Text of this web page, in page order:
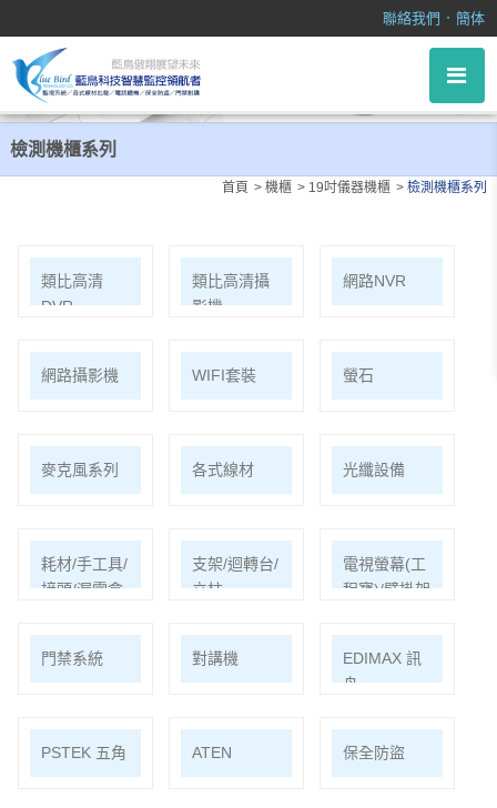
聯絡我們 ． 簡体
檢測機櫃系列
首頁 機櫃 19吋儀器機櫃 檢測機櫃系列
類比高清
DVR
類比高清攝
影機
網路NVR
網路攝影機 WIFI套裝 螢石
麥克風系列 各式線材 光纖設備
耗材/手工具/
接頭/漏電盒
支架/迴轉台/
立柱
電視螢幕(工
程寶)/壁掛架
門禁系統 對講機
EDIMAX 訊
舟
PSTEK 五角 ATEN 保全防盜